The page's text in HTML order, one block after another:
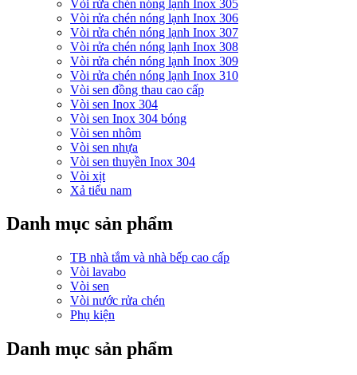
Vòi rửa chén nóng lạnh Inox 305
Vòi rửa chén nóng lạnh Inox 306
Vòi rửa chén nóng lạnh Inox 307
Vòi rửa chén nóng lạnh Inox 308
Vòi rửa chén nóng lạnh Inox 309
Vòi rửa chén nóng lạnh Inox 310
Vòi sen đồng thau cao cấp
Vòi sen Inox 304
Vòi sen Inox 304 bóng
Vòi sen nhôm
Vòi sen nhựa
Vòi sen thuyền Inox 304
Vòi xịt
Xả tiểu nam
Danh mục sản phẩm
TB nhà tắm và nhà bếp cao cấp
Vòi lavabo
Vòi sen
Vòi nước rửa chén
Phụ kiện
Danh mục sản phẩm